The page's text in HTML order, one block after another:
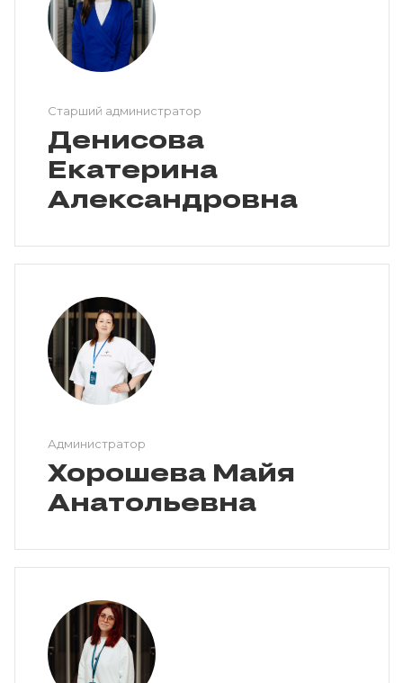
Старший администратор
Денисова
Екатерина
Александровна
Администратор
Хорошева Майя
Анатольевна